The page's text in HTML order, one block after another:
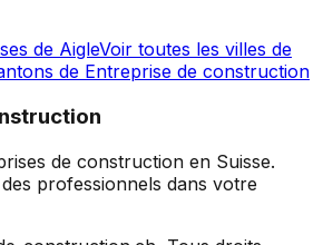
de AigleVoir toutes les villes de
de Entreprise de construction
de construction en Suisse.
professionnels dans votre